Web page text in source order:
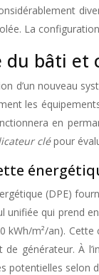
La
du bâti
d’un nouveau
les
en
clépour
(DPE)
unifiée qui prend
kWh/m²/an).
de générateur. À
potentielles selon